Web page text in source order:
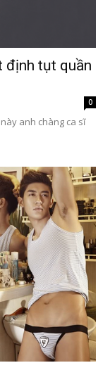
định tụt quần
0
anh chàng ca sĩ